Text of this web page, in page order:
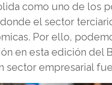
como uno de los
el sector
Por ello,
en esta edición del
empresarial